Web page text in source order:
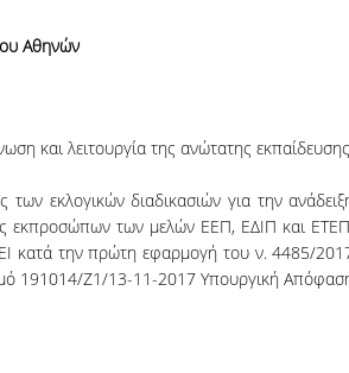
Αθηνών
και λειτουργία της ανώτατης
εκλογικών διαδικασιών για την
εκπροσώπων των μελών ΕΕΠ, ΕΔΙΠ και
κατά την πρώτη εφαρμογή του ν. 4485/
191014/Ζ1/13-11-2017 Υπουργική